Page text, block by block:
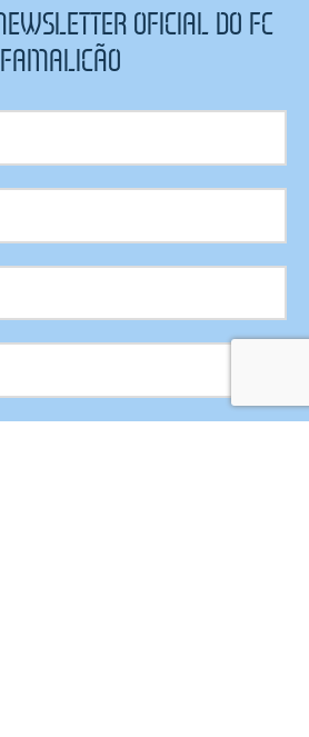
OFICIAL DO FC
FAMALICÃO
dos meus dados de acordo